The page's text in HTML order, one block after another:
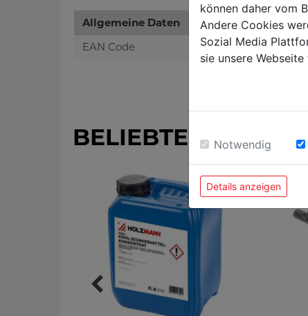
Allgemeine Daten
EAN Code
BELIEBTE
können daher vom
Andere Cookies
Sozial Media
sie unsere
Notwendig
Details anzeigen